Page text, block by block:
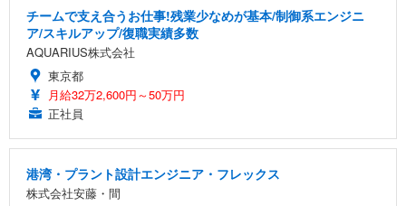
チームで支え合うお仕事!残業少なめが基本/制御系エンジニ
ア/スキルアップ/復職実績多数
AQUARIUS株式会社
東京都
月給32万2,600円～50万円
正社員
港湾・プラント設計エンジニア・フレックス
株式会社安藤・間